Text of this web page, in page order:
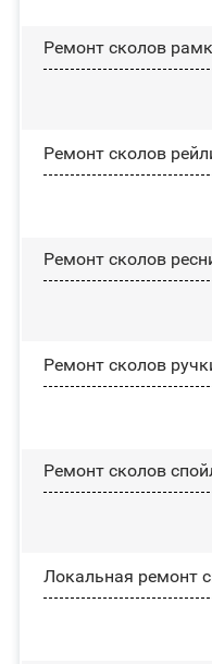
Ремонт сколов
Ремонт сколов
Ремонт сколов
Ремонт сколов
Ремонт сколов
Локальная ремонт